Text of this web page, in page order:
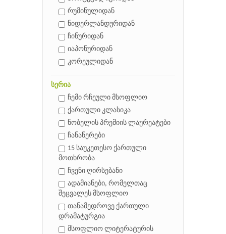
რუმინულიდან
ნიდერლანდურიდან
ჩინურიდან
იაპონურიდან
კორეულიდან
სერია
ჩემი რჩეული მსოფლიო
ქართული კლასიკა
ნობელის პრემიის ლაურეატები
ჩანაწერები
15 საუკეთესო ქართული
მოთხრობა
ჩვენი ღირსებანი
ადამიანები, რომელთაც
შეცვალეს მსოფლიო
თანამედროვე ქართული
დრამატურგია
მსოფლიო ლიტერატურის